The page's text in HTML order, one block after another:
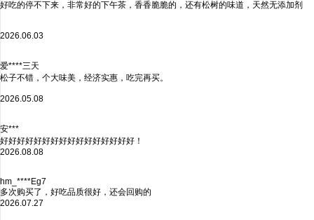
好吃的停不下来，非常好的下午茶，香香脆脆的，还有松树的味道，天然无添加剂
2026.06.03
爱****三天
松子不错，个大味美，经济实惠，吃完再买。
2026.05.08
安***
好好好好好好好好好好好好好好好好！
2026.08.08
hm_****Eg7
多次购买了，好吃品质很好，还会回购的
2026.07.27